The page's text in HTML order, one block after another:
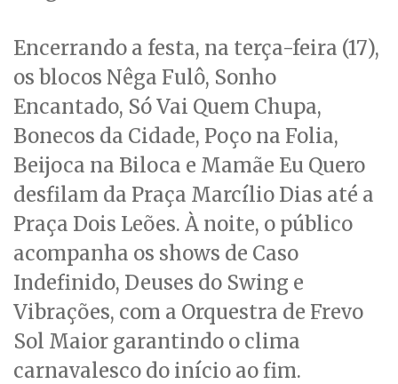
Encerrando a festa, na terça-feira (17),
os blocos Nêga Fulô, Sonho
Encantado, Só Vai Quem Chupa,
Bonecos da Cidade, Poço na Folia,
Beijoca na Biloca e Mamãe Eu Quero
desfilam da Praça Marcílio Dias até a
Praça Dois Leões. À noite, o público
acompanha os shows de Caso
Indefinido, Deuses do Swing e
Vibrações, com a Orquestra de Frevo
Sol Maior garantindo o clima
carnavalesco do início ao fim.